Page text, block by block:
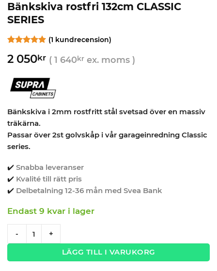
Bänkskiva rostfri 132cm CLASSIC
SERIES
av 5
(1 kundrecension)
2 050kr ( 1 640kr ex. moms )
Bänkskiva i 2mm rostfritt stål svetsad över en massiv
träkärna.
Passar över 2st golvskåp i vår garageinredning Classic
series.
✔️ Snabba leveranser
✔️ Kvalité till rätt pris
✔️ Delbetalning 12-36 mån med Svea Bank
Endast 9 kvar i lager
- +
LÄGG TILL I VARUKORG